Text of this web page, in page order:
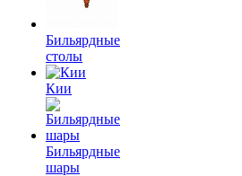
Бильярдные
столы
Кии
Бильярдные
шары